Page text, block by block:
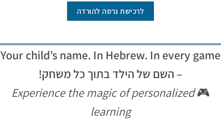
לרכישת גרסה להורדה
Your child’s name. In Hebrew. In every game
– השם של הילד בתוך כל משחק!
🎮
Experience the magic of personalized
learning